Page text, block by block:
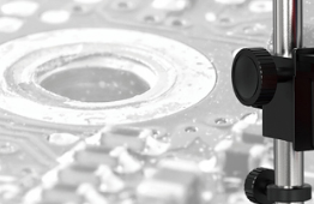
17μm
7~14μm
30Hz
25°x19°